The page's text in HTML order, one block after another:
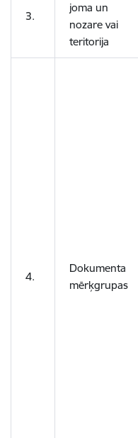
3.
joma un
nozare vai
teritorija
4.
Dokumenta
mērķgrupas